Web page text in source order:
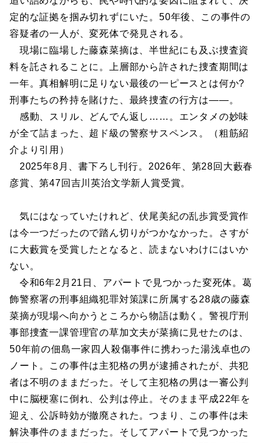
定的な証拠を掴み切れずにいた。50年後、この事件の
容疑者の一人が、変死体で発見される。
現場に臨場した藤森菜摘は、半世紀にも及ぶ捜査資
料を託されることに。上層部から許された捜査期間は
一年。真相解明に足りない最後の一ピースとは何か?
刑事たちの矜持を賭けた、最終捜査の行方は――。
感動、スリル、どんでん返し……。エンタメの妙味
が全て詰まった、超ド級の警察サスペンス。（粗筋紹
介より引用）
2025年8月、書下ろし刊行。2026年、第28回大藪春
彦賞、第47回吉川英治文学新人賞受賞。
気にはなっていたけれど、伏尾美紀の乱歩賞受賞作
は今一つだったので踏ん切りがつかなかった。さすが
に大藪賞を受賞したとなると、読まないわけにはいか
ない。
令和6年2月21日、アパートで見つかった変死体。葛
飾警察署の刑事組織犯罪対策課に所属する28歳の藤森
菜摘が現場へ向かうところから物語は動く。警視庁刑
事部捜査一課管理官の草加文夫が菜摘に見せたのは、
50年前の佃島一家四人殺傷事件に携わった湯浅卓也の
ノート。この事件は主犯格の男が逮捕されたが、共犯
者は不明のままだった。そして主犯格の男は一審公判
中に脳梗塞に倒れ、公判は停止。そのまま平成22年を
迎え、公訴時効が撤廃された。つまり、この事件は未
解決事件のままだった。そしてアパートで見つかった